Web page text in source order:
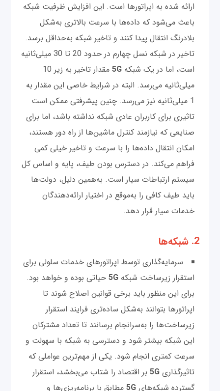
ارائه شده به ‌اپراتورها است. این افزایش ظرفیت شبکه
باعث می‌شود که داده‌ها با سرعت بالاتری به‌شکل
بلادرنگ انتقال پیدا کنند و تاخیر شبکه به‌حداقل برسد.
تاخیر در شبکه نسل چهارم در حدود 20 تا 30 میلی‌ثانیه
است، اما در یک شبکه5G
مقدار تاخیر به زیر 10
میلی‌ثانیه می‌رسد. البته در شرایط خاصی این مقدار به
1 میلی‌ثانیه نیز می‌رسد. چنین پیشرفتی ممکن است
تاثیری برای کاربران عادی شبکه نداشته باشد، اما برای
صنایعی که نیازمند کنترل ماشین‌ها از راه دور هستند،
امکان انتقال داده‌ها را با سرعت و تاخیر خیلی کمی
فراهم می‌کند. در دسترس بودن طیف، پایه و اساس کل
سیستم ارتباطات سیار است. به‌همین دلیل، دولت‌ها
باید طیف کافی را به‌موقع در اختیار ارائه‌دهندگان
خدمات سیار قرار دهد.
2. شبکه‌ها
‌سرمایه‌گذاری توسط اپراتورهای خدمات سلولی برای
استقرار زیرساخت شبکه5G حیاتی بوده و خواهد بود.
برای این منظور باید برخی قوانین اصلاح شوند تا
اپراتورها بتوانند به‌شکل ساده‌تری فرایند استقرار
زیرساخت‌ها را به‌سرانجام برسانند تا تعداد مشترکان
این شبکه بیشتر شود و دسترسی به ‌شبکه با سهولت و
سرعت کمتری انجام شود. یکی از مهم‌ترین عواملی که
تاثیرگذاری5G بر اقتصاد را شتاب می‌بخشد، استقرار
گسترده شبکه‌های5G مطابق با برنامه‌ریزی‌ها و